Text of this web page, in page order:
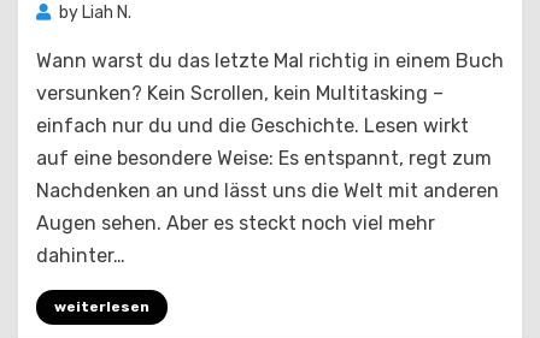
by Liah N.
Wann warst du das letzte Mal richtig in einem Buch
versunken? Kein Scrollen, kein Multitasking –
einfach nur du und die Geschichte. Lesen wirkt
auf eine besondere Weise: Es entspannt, regt zum
Nachdenken an und lässt uns die Welt mit anderen
Augen sehen. Aber es steckt noch viel mehr
dahinter…
weiterlesen